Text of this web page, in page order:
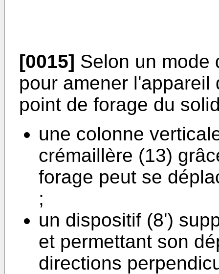
[0015] Selon un mode
pour amener
point de forage du
une colonne
crémaillère (13)
forage peut se
;
un dispositif (8')
et permettant son
directions